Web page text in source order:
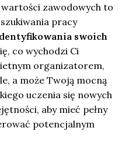
zawodowych to
pracy
swoich
co wychodzi Ci
organizatorem,
a może Twoją mocną
uczenia się nowych
aby mieć pełny
potencjalnym